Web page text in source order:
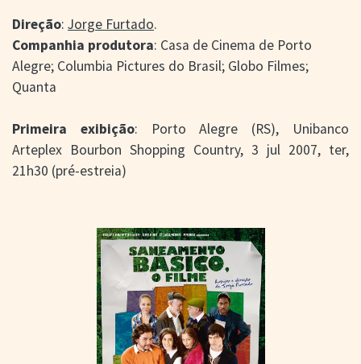
CONTATO E
LOCALIZAÇÃO
Direção: Jorge Furtado.
Companhia produtora: Casa de Cinema de Porto
Alegre; Columbia Pictures do Brasil; Globo Filmes;
Quanta
Primeira exibição: Porto Alegre (RS), Unibanco
Arteplex Bourbon Shopping Country, 3 jul 2007, ter,
21h30 (pré-estreia)